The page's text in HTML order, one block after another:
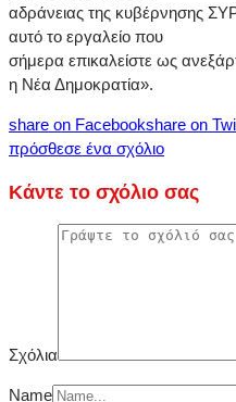
αδράνειας της κυβέρνησης
αυτό το εργαλείο που
σήμερα επικαλείστε ως
η Νέα Δημοκρατία».
share on Facebookshare on
πρόσθεσε ένα σχόλιο
Κάντε το σχόλιο σας
Σχόλια
Name